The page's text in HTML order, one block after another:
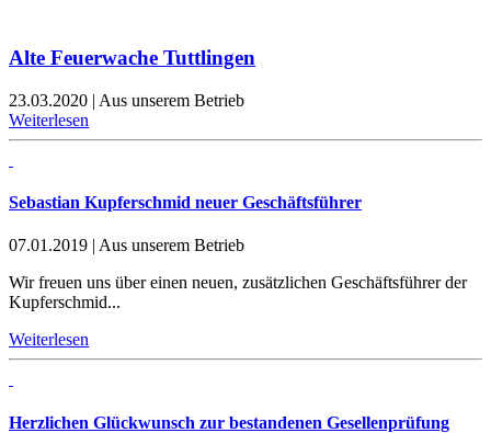
Alte Feuerwache Tuttlingen
23.03.2020 | Aus unserem Betrieb
Weiterlesen
Sebastian Kupferschmid neuer Geschäftsführer
07.01.2019 | Aus unserem Betrieb
Wir freuen uns über einen neuen, zusätzlichen Geschäftsführer der
Kupferschmid...
Weiterlesen
Herzlichen Glückwunsch zur bestandenen Gesellenprüfung